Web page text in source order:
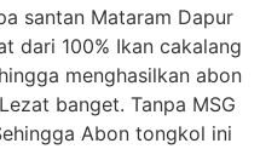
santan Mataram Dapur
dari 100% Ikan cakalang
menghasilkan abon
banget. Tanpa MSG
Abon tongkol ini